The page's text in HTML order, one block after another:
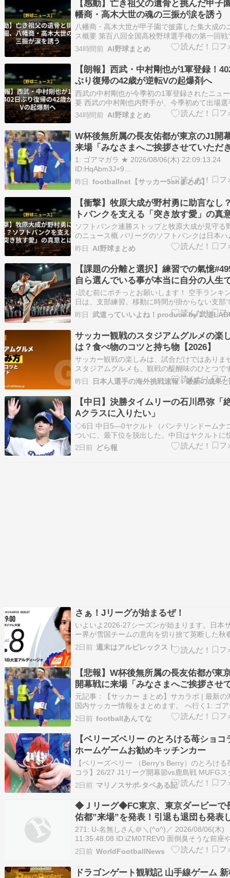
【感動】亡き祖父の遺骨と挑んだ甲子
幡商・高木大世の魂の三振が涙を誘う
八幡商・高木大世が甲子園で披露した集大成の
ス概要 第百八回全国高校野球選手権の第一回戦
幡商の高木大世は八回二死から三番手としてマ
に上がりました。 試合は健大高崎に敗れました
木は二死一、二塁のピンチをスライダーで見事
で切り抜け、自身の集大成となる投球を…
34時間前 AI野球まとめ
【朗報】西武・中村剛也が1軍登録！
ぶり復帰の42歳が逆転Vの起爆剤へ
西武の中村剛也が今季初の1軍登録されたニュ
要 西武の中村剛也内野手が、今季初めて出場選
されました。 １５日に４３歳の誕生日を迎える
年長野手であり、首位を走るソフトバンクとの
決を控えた重要な局面での合流となります。 西
フトバンクを７・５ゲーム差で追って…
34時間前 AI野球まとめ
W杯後無所属の長友佑都が東京のJ1開
来場「みなさまへご挨拶させていただ
す」
1: ゴアマガラ ★ 2026/08/06(木) 22:09:13.24
ID:HqAbm3J+9
https://www.nikkansports.com/m/soccer/news/
mode=all (＊ﾟ∀ﾟ)っ このまとめのま…
昨日 footballnet【サッカー5chまとめ】
【衝撃】牧原大成が野村勇に助言なし
トバンクを支える「突き放す愛」の真
ソフトバンク連勝ストップと牧原大成が見守る
のニュース概 パリーグのソフトバンクは日本ハ
れ、連勝が五で止まりました。 この試合で三安
点と奮闘した牧原大成は、前日の試合で失策を
野村勇の姿を見守っていました。 野村はミスを
ようと試合前にはコーチ陣とともに早…
昨日 AI野球まとめ
【課題の分離と選択】練習での氣憶
自ら選んでいる事が本当に自分の人生
な事なのか理解する～
↓読む前にポチっとお願いします！ 空手ランキ
日は、支部練習。移動に時間が掛からない支部
少し早めに出て作業しつつ涼しいい所におりま
（笑）昨日もかなり暑かったですが練習は練習
ありません。 さて、練習は基本・型を行いミ
手のいつもの流れです。全日本大会があ…
昨日 武道っていいよね！produce by 武道
サッカー観戦のスタジアムグルメの楽
は？食べ物のコツと持ち物【2026】
サッカー観戦の楽しみは、試合だけではありま
スタジアムグルメも、観戦の醍醐味のひとつで
当地メニューやクラブ名物を味わえば、その日
出がぐっと深まります。この記事では、スタジ
ルメを気持ちよく楽しむコツと、あると便利な
をまとめました。 ???? 目次 スタジ…
昨日 日本人選手の海外挑戦速報：最新の成果
【中日】決勝タイムリーの石川昂弥「
Aクラスに入りたい」
◇6日 中日5―0ヤクルト（バンテリンドームナ
ついに、最下位を脱出した。中日はヤクルトに
し、今回の3連戦に3連勝。広島が敗れたため、
月ぶりの5位へ浮上した。先発の金丸夢斗投手
2日前 どら報
さぁ！Jリーグが始まるぜ！
いよいよ2026-27シーズンが始まります。日本
ー界が雪国チームの意向を切り捨て英断した秋
（実際には”猛暑の夏春制”）が、ついに開幕で
ぁここまできたら、今ここでゴチャゴチャ言う
できなくなった時点で、きっとまたゴ…
2日前 週末はアルビレックス！
【悲報】W杯後無所属の長友佑都が東
開幕戦に来場「みなさまへご挨拶させ
だきます」
元記事：【サッカー まとめ】サカラボ | 最新の
国内サッカー情報をまとめます。 へ行く1: ゴ
ラ ★ 2026/08/06(木) 22:09:13.24
東京は6日、FIFAワールドカップ北中米大会に
た日本代表DF長友佑都(39)が…
2日前 footballあんてな
【ベリーズベリー のとろける苺ショコ
ホームゲームお勧めキッチンカー
【ベリーズベリー （Berry‘s Berry）のとろける
コラ】26/27 J1リーグ開幕節vs鹿島戦 MUFGス
ムお勧めキッチンカー＜まとめ＞ マリノススタ
しっかりごはんを食べた後は、デザートを求め
動。目指すは、マリノススタグル、スィーツ部
のベリー…
2日前 マリノスサポ-タベある記
◆Ｊリーグ◆FC東京、東京ダービーで
佑都”来場”を発表！引退も退団も発表
ないのに????
271: U-名無しさん＠＼(^o^)／ 2026/08/06(木)
11:35:48.08 ID:iZM0TREV0 面倒臭そうな前座
かな ⇒FC東京、日本代表DF長友佑都の来場を
J1開幕戦でキックオフ前に挨拶…去就にも注目
キン） FC東京は6日、8月8日（…
2日前 WorldFootballNews
ドラゴンゲート観戦記 山手線ゲーム